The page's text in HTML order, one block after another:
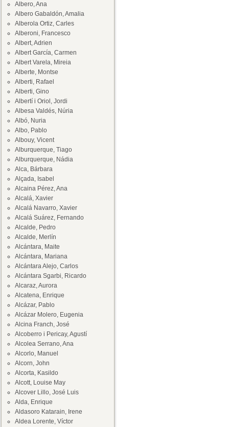
Albero, Ana
Albero Gabaldón, Amalia
Alberola Ortiz, Carles
Alberoni, Francesco
Albert, Adrien
Albert García, Carmen
Albert Varela, Mireia
Alberte, Montse
Alberti, Rafael
Alberti, Gino
Albertí i Oriol, Jordi
Albesa Valdés, Núria
Albó, Nuria
Albo, Pablo
Albouy, Vicent
Alburquerque, Tiago
Alburquerque, Nádia
Alca, Bárbara
Alçada, Isabel
Alcaina Pérez, Ana
Alcalá, Xavier
Alcalá Navarro, Xavier
Alcalá Suárez, Fernando
Alcalde, Pedro
Alcalde, Merlín
Alcántara, Maite
Alcántara, Mariana
Alcántara Alejo, Carlos
Alcántara Sgarbi, Ricardo
Alcaraz, Aurora
Alcatena, Enrique
Alcázar, Pablo
Alcázar Molero, Eugenia
Alcina Franch, José
Alcoberro i Pericay, Agustí
Alcolea Serrano, Ana
Alcorlo, Manuel
Alcorn, John
Alcorta, Kasildo
Alcott, Louise May
Alcover Lillo, José Luis
Alda, Enrique
Aldasoro Katarain, Irene
Aldea Lorente, Víctor